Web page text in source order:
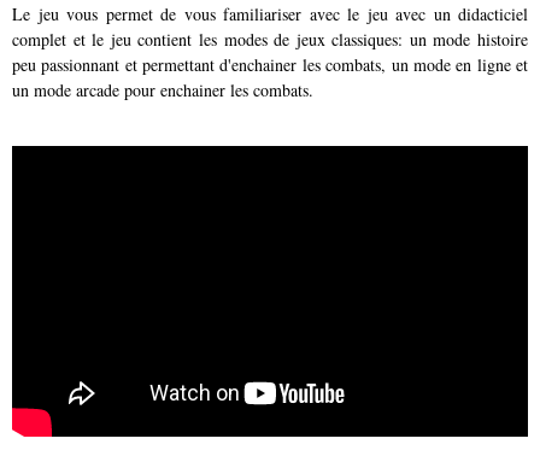
Le jeu vous permet de vous familiariser avec le jeu avec un didacticiel
complet et le jeu contient les modes de jeux classiques: un mode histoire
peu passionnant et permettant d'enchainer les combats, un mode en ligne et
un mode arcade pour enchainer les combats.